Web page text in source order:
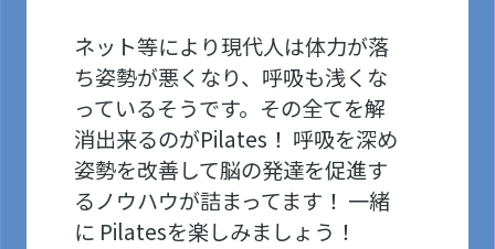
ネット等により現代人は体力が落
ち姿勢が悪くなり、呼吸も浅くな
っているそうです。その全てを解
消出来るのがPilates！ 呼吸を深め
姿勢を改善して脳の発達を促進す
るノウハウが詰まってます！ 一緒
に Pilatesを楽しみましょう！